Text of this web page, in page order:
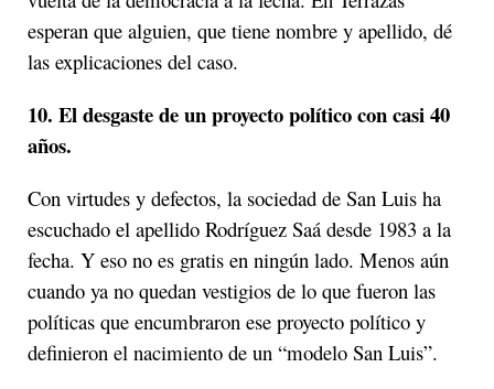
esperan que alguien, que tiene nombre y apellido, dé
las explicaciones del caso.
10. El desgaste de un proyecto político con casi 40
años.
Con virtudes y defectos, la sociedad de San Luis ha
escuchado el apellido Rodríguez Saá desde 1983 a la
fecha. Y eso no es gratis en ningún lado. Menos aún
cuando ya no quedan vestigios de lo que fueron las
políticas que encumbraron ese proyecto político y
definieron el nacimiento de un “modelo San Luis”.